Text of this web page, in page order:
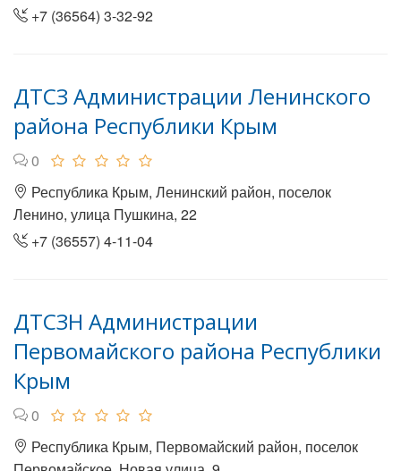
+7 (36564) 3-32-92
ДТСЗ Администрации Ленинского
района Республики Крым
0
Республика Крым, Ленинский район, поселок
Ленино, улица Пушкина, 22
+7 (36557) 4-11-04
ДТСЗН Администрации
Первомайского района Республики
Крым
0
Республика Крым, Первомайский район, поселок